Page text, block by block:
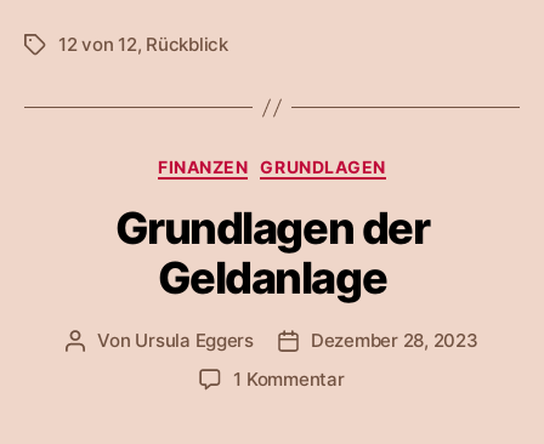
Schlagwörter
12 von 12, Rückblick
Kategorien
FINANZEN GRUNDLAGEN
Grundlagen der
Geldanlage
Beitragsautor
Von Ursula Eggers Veröffentlichungsdatum
Dezember 28, 2023
1 Kommentarzu